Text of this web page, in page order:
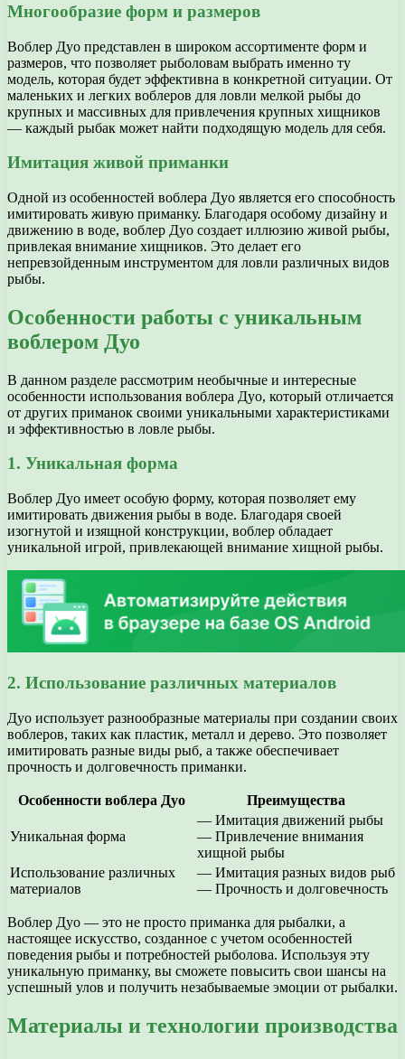
Многообразие форм и размеров
Воблер Дуо представлен в широком ассортименте форм и
размеров, что позволяет рыболовам выбрать именно ту
модель, которая будет эффективна в конкретной ситуации. От
маленьких и легких воблеров для ловли мелкой рыбы до
крупных и массивных для привлечения крупных хищников
— каждый рыбак может найти подходящую модель для себя.
Имитация живой приманки
Одной из особенностей воблера Дуо является его способность
имитировать живую приманку. Благодаря особому дизайну и
движению в воде, воблер Дуо создает иллюзию живой рыбы,
привлекая внимание хищников. Это делает его
непревзойденным инструментом для ловли различных видов
рыбы.
Особенности работы с уникальным
воблером Дуо
В данном разделе рассмотрим необычные и интересные
особенности использования воблера Дуо, который отличается
от других приманок своими уникальными характеристиками
и эффективностью в ловле рыбы.
1. Уникальная форма
Воблер Дуо имеет особую форму, которая позволяет ему
имитировать движения рыбы в воде. Благодаря своей
изогнутой и изящной конструкции, воблер обладает
уникальной игрой, привлекающей внимание хищной рыбы.
2. Использование различных материалов
Дуо использует разнообразные материалы при создании своих
воблеров, таких как пластик, металл и дерево. Это позволяет
имитировать разные виды рыб, а также обеспечивает
прочность и долговечность приманки.
Особенности воблера Дуо Преимущества
Уникальная форма
— Имитация движений рыбы
— Привлечение внимания
хищной рыбы
Использование различных
материалов
— Имитация разных видов рыб
— Прочность и долговечность
Воблер Дуо — это не просто приманка для рыбалки, а
настоящее искусство, созданное с учетом особенностей
поведения рыбы и потребностей рыболова. Используя эту
уникальную приманку, вы сможете повысить свои шансы на
успешный улов и получить незабываемые эмоции от рыбалки.
Материалы и технологии производства